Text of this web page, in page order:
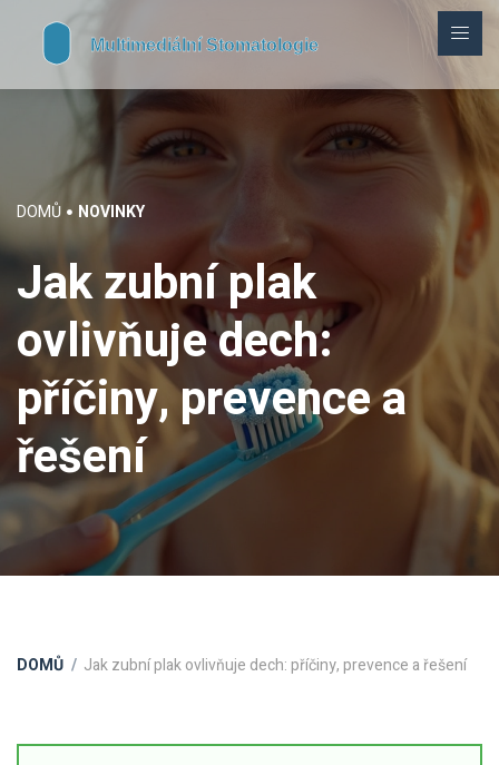
DOMŮ NOVINKY
Jak zubní plak
ovlivňuje dech:
příčiny, prevence a
řešení
DOMŮ Jak zubní plak ovlivňuje dech: příčiny, prevence a řešení